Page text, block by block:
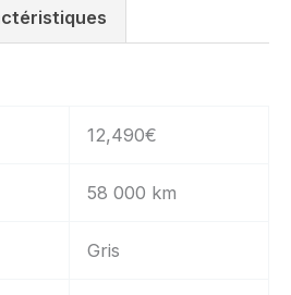
12,490€
58 000 km
Gris